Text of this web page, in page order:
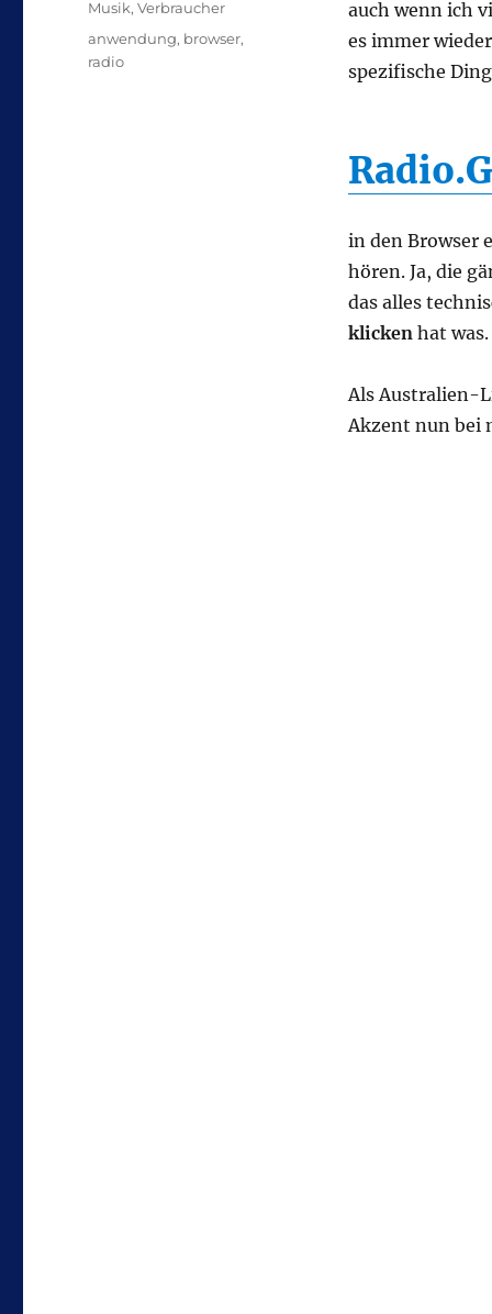
auch wenn ich
es immer
spezifische
in den Browser
hören. Ja, die
das alles
klicken hat was.
Als Australien-
Akzent nun bei
Kategorien
Musik,Verbraucher
Schlagwörter
anwendung, browser,
radio